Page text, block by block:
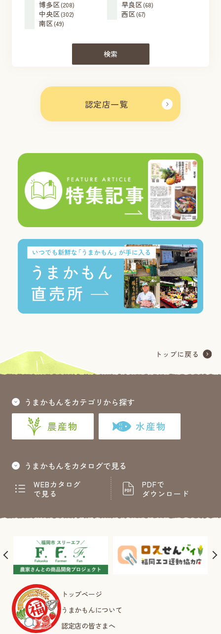
認定店一覧
博多区(208) 早良区(68)
中央区(302) 西区(67)
南区(49)
検索
うまかもんをカテゴリから探す
農産物 水産物
うまかもんをカタログで見る
WEBカタログ
で見る
PDFで
ダウンロード
トップページ
うまかもんについて
認定店の皆さまへ